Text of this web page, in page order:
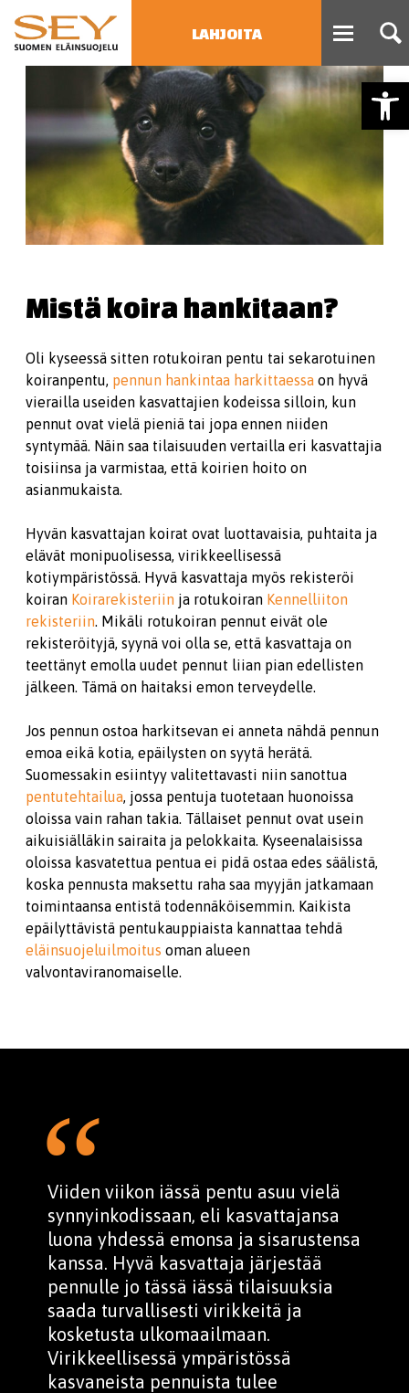
LAHJOITA
Type 2 or more characters
for results.
HAE
Mistä koira hankitaan?
Oli kyseessä sitten rotukoiran pentu tai sekarotuinen
koiranpentu, pennun hankintaa harkittaessa on hyvä
vierailla useiden kasvattajien kodeissa silloin, kun
pennut ovat vielä pieniä tai jopa ennen niiden
syntymää. Näin saa tilaisuuden vertailla eri kasvattajia
toisiinsa ja varmistaa, että koirien hoito on
asianmukaista.
Hyvän kasvattajan koirat ovat luottavaisia, puhtaita ja
elävät monipuolisessa, virikkeellisessä
kotiympäristössä. Hyvä kasvattaja myös rekisteröi
koiran Koira­rekisteriin ja rotukoiran Kennelliiton
rekisteriin. Mikäli rotukoiran pennut eivät ole
rekisteröityjä, syynä voi olla se, että kasvattaja on
teettänyt emolla uudet pennut liian pian edellisten
jälkeen. Tämä on haitaksi emon terveydelle.
Jos pennun ostoa harkitsevan ei anneta nähdä pennun
emoa eikä kotia, epäilysten on syytä herätä.
Suomessakin esiintyy valitettavasti niin sanottua
pentutehtailua, jossa pentuja tuotetaan huonoissa
oloissa vain rahan takia. Tällaiset pennut ovat usein
aikuisiälläkin sairaita ja pelokkaita. Kyseenalaisissa
oloissa kasvatettua pentua ei pidä ostaa edes säälistä,
koska pennusta maksettu raha saa myyjän jatkamaan
toimintaansa entistä todennäköisemmin. Kaikista
epäilyttävistä pentukauppiaista kannattaa tehdä
eläinsuojeluilmoitus oman alueen
valvontaviranomaiselle.
Viiden viikon iässä pentu asuu vielä
synnyinkodissaan, eli kasvattajansa
luona yhdessä emonsa ja sisarustensa
kanssa. Hyvä kasvattaja järjestää
pennulle jo tässä iässä tilaisuuksia
saada turvallisesti virikkeitä ja
kosketusta ulkomaailmaan.
Virikkeellisessä ympäristössä
kasvaneista pennuista tulee